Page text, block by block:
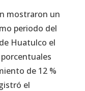
mostraron un
periodo del
Huatulco el
de 12 %
el